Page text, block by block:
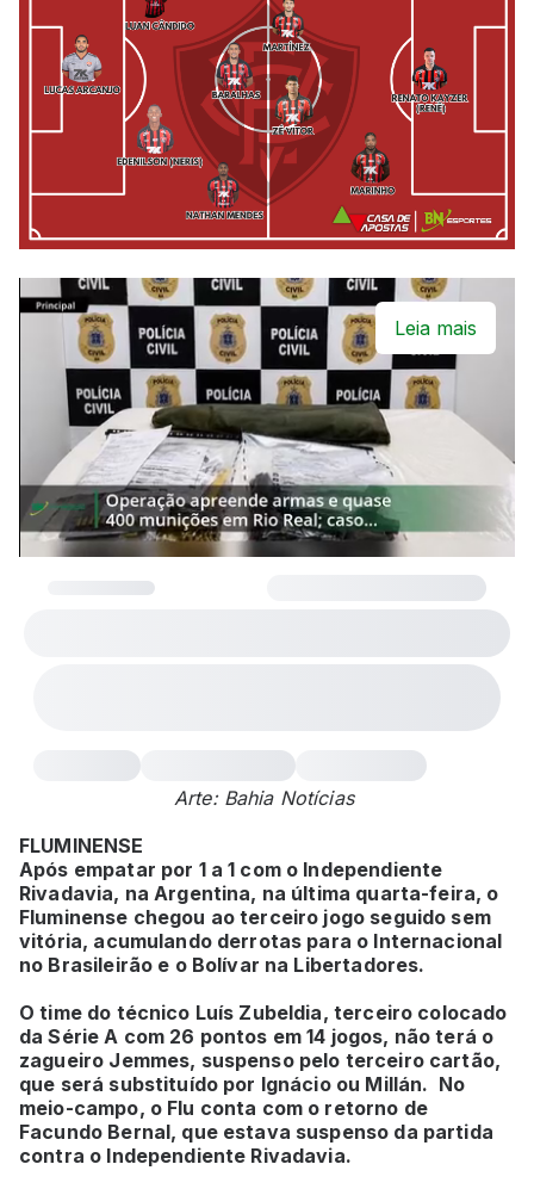
Leia mais
Arte: Bahia Notícias
FLUMINENSE
Após empatar por 1 a 1 com o Independiente
Rivadavia, na Argentina, na última quarta-feira, o
Fluminense chegou ao terceiro jogo seguido sem
vitória, acumulando derrotas para o Internacional
no Brasileirão e o Bolívar na Libertadores.
O time do técnico Luís Zubeldia, terceiro colocado
da Série A com 26 pontos em 14 jogos, não terá o
zagueiro Jemmes, suspenso pelo terceiro cartão,
que será substituído por Ignácio ou Millán. No
meio-campo, o Flu conta com o retorno de
Facundo Bernal, que estava suspenso da partida
contra o Independiente Rivadavia.